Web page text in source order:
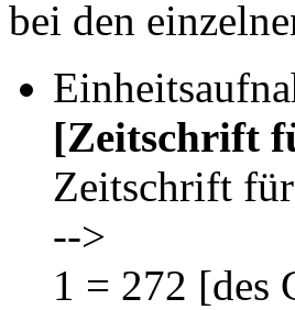
bei den
[Zeitschrift
Zeitschrift
-->
1 = 272 [des